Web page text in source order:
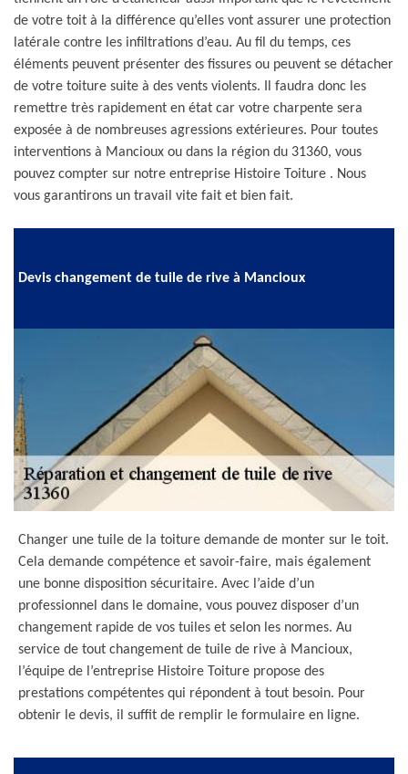
de votre toit à la différence qu’elles vont assurer une protection
latérale contre les infiltrations d’eau. Au fil du temps, ces
éléments peuvent présenter des fissures ou peuvent se détacher
de votre toiture suite à des vents violents. Il faudra donc les
remettre très rapidement en état car votre charpente sera
exposée à de nombreuses agressions extérieures. Pour toutes
interventions à Mancioux ou dans la région du 31360, vous
pouvez compter sur notre entreprise Histoire Toiture . Nous
vous garantirons un travail vite fait et bien fait.
Devis changement de tuile de rive à Mancioux
Changer une tuile de la toiture demande de monter sur le toit.
Cela demande compétence et savoir-faire, mais également
une bonne disposition sécuritaire. Avec l’aide d’un
professionnel dans le domaine, vous pouvez disposer d’un
changement rapide de vos tuiles et selon les normes. Au
service de tout changement de tuile de rive à Mancioux,
l’équipe de l’entreprise Histoire Toiture propose des
prestations compétentes qui répondent à tout besoin. Pour
obtenir le devis, il suffit de remplir le formulaire en ligne.